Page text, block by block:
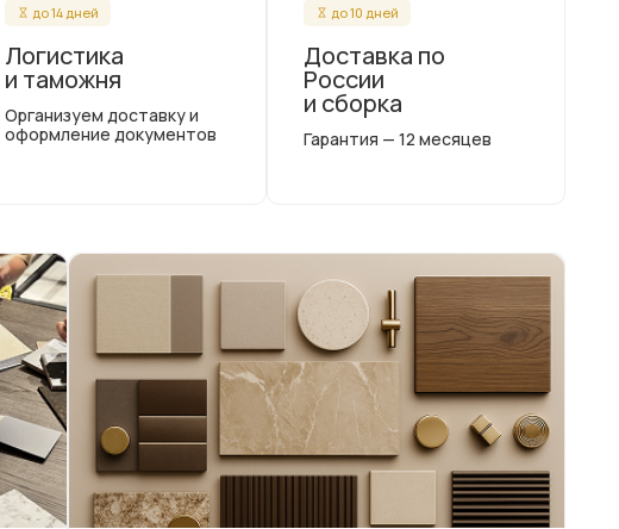
до 14 дней
Логистика
и таможня
Организуем доставку и
оформление документов
до 10 дней
Доставка по
России
и сборка
Гарантия — 12 месяцев